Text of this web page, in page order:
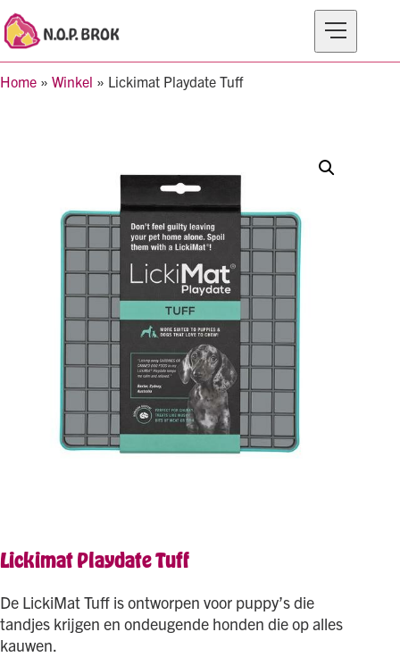
MERKEN
OVER N.O.P BROK
Home » Winkel » Lickimat Playdate Tuff
Lickimat Playdate Tuff
De LickiMat Tuff is ontworpen voor puppy’s die
tandjes krijgen en ondeugende honden die op alles
kauwen.